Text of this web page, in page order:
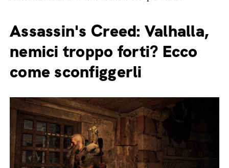
Assassin's Creed: Valhalla,
nemici troppo forti? Ecco
come sconfiggerli